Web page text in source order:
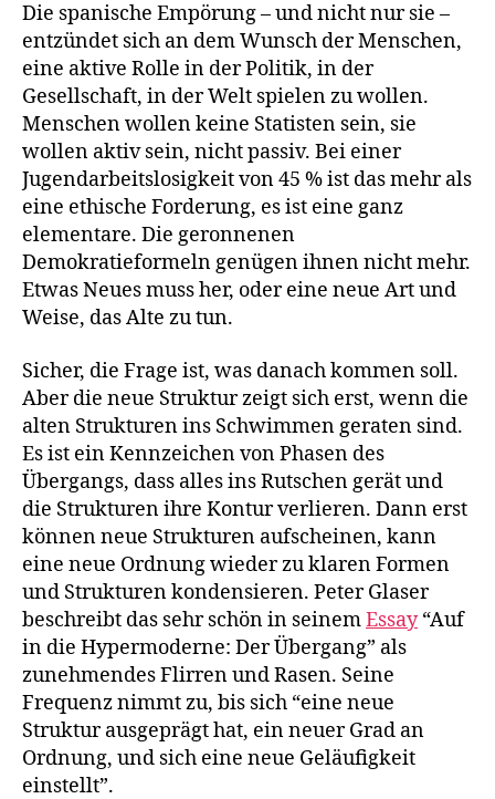
Die spanische Empörung – und nicht nur sie –
entzündet sich an dem Wunsch der Menschen,
eine aktive Rolle in der Politik, in der
Gesellschaft, in der Welt spielen zu wollen.
Menschen wollen keine Statisten sein, sie
wollen aktiv sein, nicht passiv. Bei einer
Jugendarbeitslosigkeit von 45 % ist das mehr als
eine ethische Forderung, es ist eine ganz
elementare. Die geronnenen
Demokratieformeln genügen ihnen nicht mehr.
Etwas Neues muss her, oder eine neue Art und
Weise, das Alte zu tun.
Sicher, die Frage ist, was danach kommen soll.
Aber die neue Struktur zeigt sich erst, wenn die
alten Strukturen ins Schwimmen geraten sind.
Es ist ein Kennzeichen von Phasen des
Übergangs, dass alles ins Rutschen gerät und
die Strukturen ihre Kontur verlieren. Dann erst
können neue Strukturen aufscheinen, kann
eine neue Ordnung wieder zu klaren Formen
und Strukturen kondensieren. Peter Glaser
beschreibt das sehr schön in seinemEssay“Auf
in die Hypermoderne: Der Übergang” als
zunehmendes Flirren und Rasen. Seine
Frequenz nimmt zu, bis sich “eine neue
Struktur ausgeprägt hat, ein neuer Grad an
Ordnung, und sich eine neue Geläufigkeit
einstellt”.